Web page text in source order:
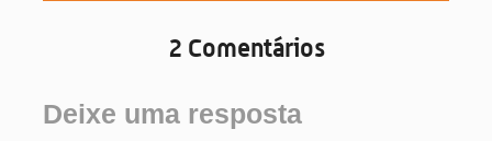
2 Comentários
Deixe uma resposta